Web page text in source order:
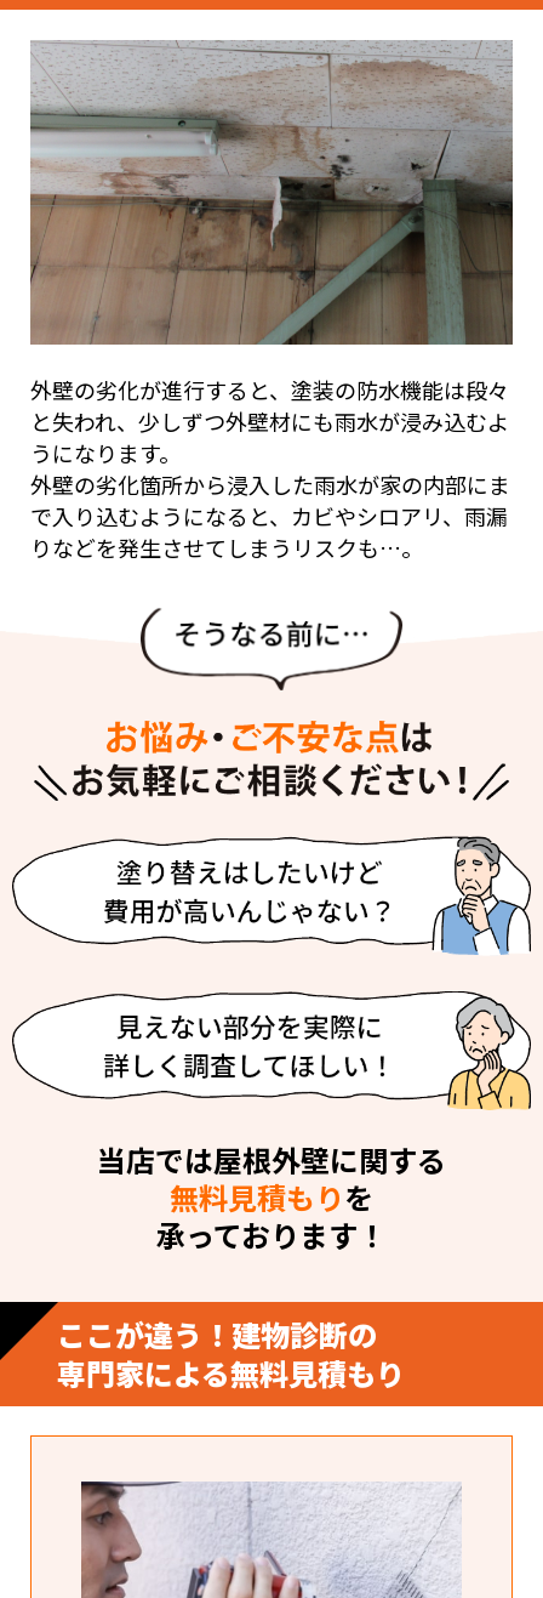
外壁の劣化が進行すると、塗装の防水機能は段々
と失われ、少しずつ外壁材にも雨水が浸み込むよ
うになります。
外壁の劣化箇所から浸入した雨水が家の内部にま
で入り込むようになると、カビやシロアリ、雨漏
りなどを発生させてしまうリスクも…。
当店では屋根外壁に関する
無料見積もりを
承っております！
ここが違う！建物診断の
専門家による無料見積もり